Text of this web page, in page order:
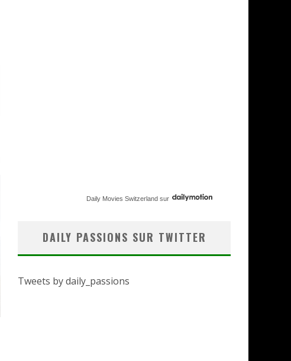
Daily Movies Switzerland sur
DAILY PASSIONS SUR TWITTER
Tweets by daily_passions